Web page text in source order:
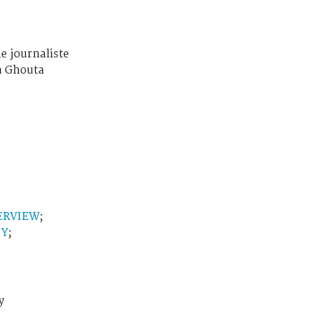
journaliste
Ghouta
;
;